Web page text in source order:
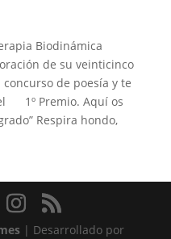
Biodinámica
de su veinticinco
de poesía y te
1º Premio. Aquí os
Respira hondo,
| Desarrollado por